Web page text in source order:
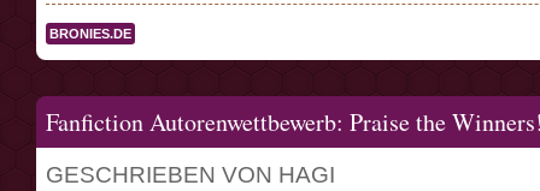
BRONIES.DE
Fanfiction Autorenwettbewerb: Praise the
GESCHRIEBEN VON HAGI